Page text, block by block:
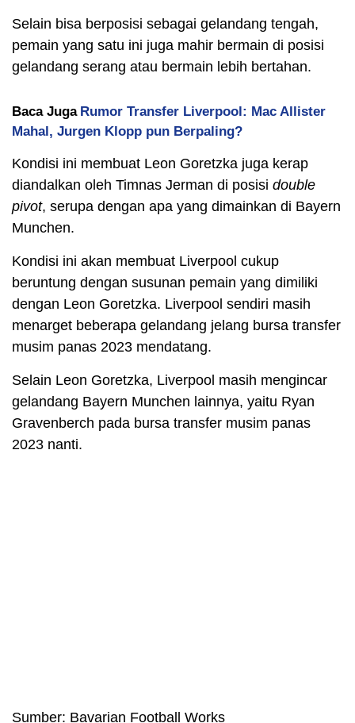
Selain bisa berposisi sebagai gelandang tengah,
pemain yang satu ini juga mahir bermain di posisi
gelandang serang atau bermain lebih bertahan.
Baca Juga Rumor Transfer Liverpool: Mac Allister
Mahal, Jurgen Klopp pun Berpaling?
Kondisi ini membuat Leon Goretzka juga kerap
diandalkan oleh Timnas Jerman di posisi double
pivot, serupa dengan apa yang dimainkan di Bayern
Munchen.
Kondisi ini akan membuat Liverpool cukup
beruntung dengan susunan pemain yang dimiliki
dengan Leon Goretzka. Liverpool sendiri masih
menarget beberapa gelandang jelang bursa transfer
musim panas 2023 mendatang.
Selain Leon Goretzka, Liverpool masih mengincar
gelandang Bayern Munchen lainnya, yaitu Ryan
Gravenberch pada bursa transfer musim panas
2023 nanti.
Sumber: Bavarian Football Works